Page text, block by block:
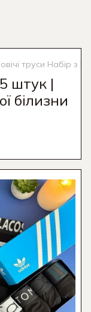
труси Набір з 5
штук |
білизни